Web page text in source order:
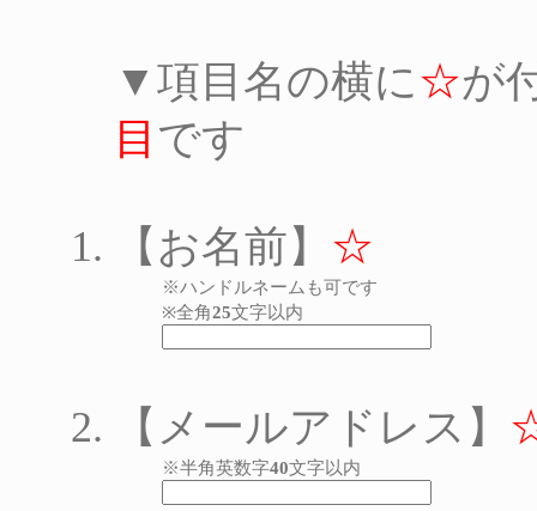
▼項目名の横に☆が
目 です
【お名前】 ☆
※ハンドルネームも可です
※全角25文字以内
【メールアドレス】
※半角英数字40文字以内